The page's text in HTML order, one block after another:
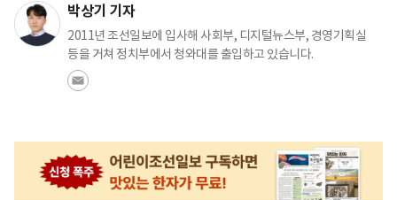
박상기 기자
2011년 조선일보에 입사해 사회부, 디지털뉴스부, 경영기획실
등을 거쳐 정치부에서 청와대를 출입하고 있습니다.